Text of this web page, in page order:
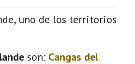
uno de los territorios
son: Cangas del